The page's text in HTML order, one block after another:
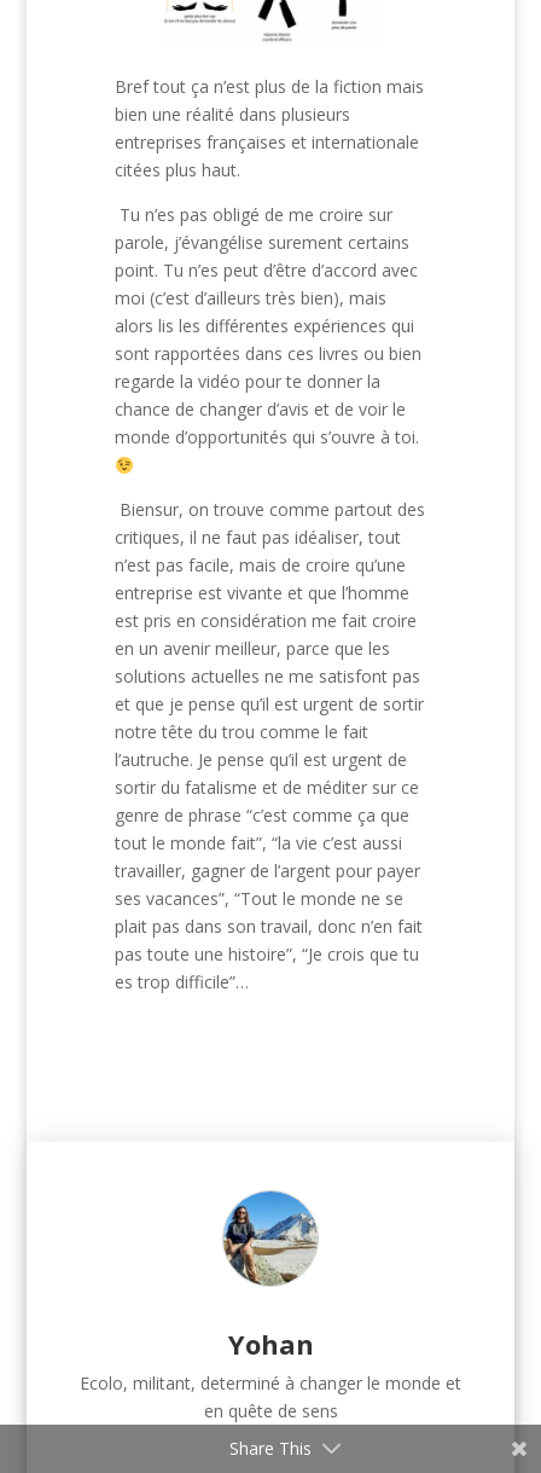
Bref tout ça n’est plus de la fiction mais
bien une réalité dans plusieurs
entreprises françaises et internationale
citées plus haut.
Tu n’es pas obligé de me croire sur
parole, j’évangélise surement certains
point. Tu n’es peut d’être d’accord avec
moi (c’est d’ailleurs très bien), mais
alors lis les différentes expériences qui
sont rapportées dans ces livres ou bien
regarde la vidéo pour te donner la
chance de changer d’avis et de voir le
monde d’opportunités qui s’ouvre à toi.
Biensur, on trouve comme partout des
critiques, il ne faut pas idéaliser, tout
n’est pas facile, mais de croire qu’une
entreprise est vivante et que l’homme
est pris en considération me fait croire
en un avenir meilleur, parce que les
solutions actuelles ne me satisfont pas
et que je pense qu’il est urgent de sortir
notre tête du trou comme le fait
l’autruche. Je pense qu’il est urgent de
sortir du fatalisme et de méditer sur ce
genre de phrase “c’est comme ça que
tout le monde fait”, “la vie c’est aussi
travailler, gagner de l’argent pour payer
ses vacances”, “Tout le monde ne se
plait pas dans son travail, donc n’en fait
pas toute une histoire”, “Je crois que tu
es trop difficile”…
Yohan
Ecolo, militant, determiné à changer le monde et
en quête de sens
Share This